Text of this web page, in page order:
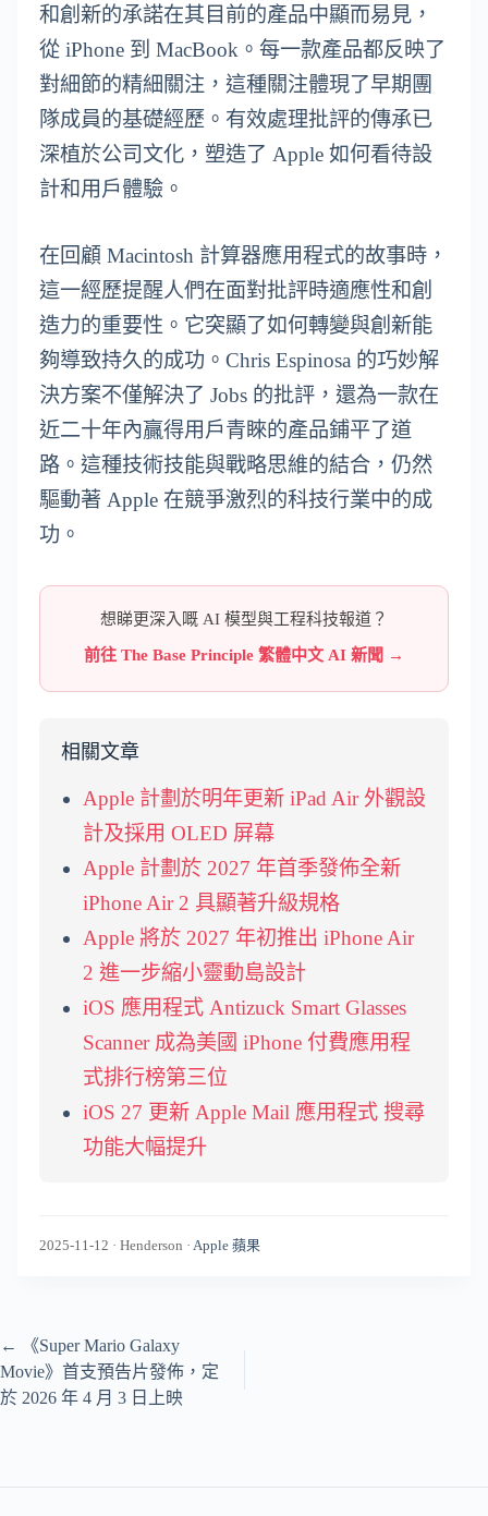
和創新的承諾在其目前的產品中顯而易見，
從 iPhone 到 MacBook。每一款產品都反映了
對細節的精細關注，這種關注體現了早期團
隊成員的基礎經歷。有效處理批評的傳承已
深植於公司文化，塑造了 Apple 如何看待設
計和用戶體驗。
在回顧 Macintosh 計算器應用程式的故事時，
這一經歷提醒人們在面對批評時適應性和創
造力的重要性。它突顯了如何轉變與創新能
夠導致持久的成功。Chris Espinosa 的巧妙解
決方案不僅解決了 Jobs 的批評，還為一款在
近二十年內贏得用戶青睞的產品鋪平了道
路。這種技術技能與戰略思維的結合，仍然
驅動著 Apple 在競爭激烈的科技行業中的成
功。
想睇更深入嘅 AI 模型與工程科技報道？
前往 The Base Principle 繁體中文 AI 新聞 →
相關文章
Apple 計劃於明年更新 iPad Air 外觀設
計及採用 OLED 屏幕
Apple 計劃於 2027 年首季發佈全新
iPhone Air 2 具顯著升級規格
Apple 將於 2027 年初推出 iPhone Air
2 進一步縮小靈動島設計
iOS 應用程式 Antizuck Smart Glasses
Scanner 成為美國 iPhone 付費應用程
式排行榜第三位
iOS 27 更新 Apple Mail 應用程式 搜尋
功能大幅提升
2025-11-12 · Henderson · Apple 蘋果
←
《Super Mario Galaxy
Movie》首支預告片發佈，定
於 2026 年 4 月 3 日上映